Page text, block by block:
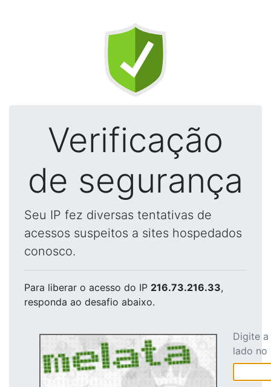
Verificação
de segurança
Seu IP fez diversas tentativas de
acessos suspeitos a sites hospedados
conosco.
Para liberar o acesso do IP 216.73.216.33,
responda ao desafio abaixo.
Digite
lado no